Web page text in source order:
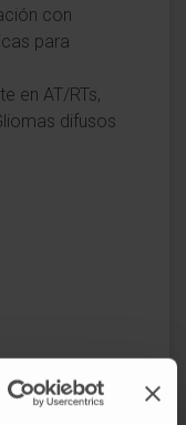
con
para
en AT/RTs,
difusos
1 reconocidas